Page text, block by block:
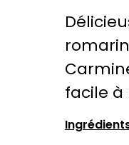
facile à